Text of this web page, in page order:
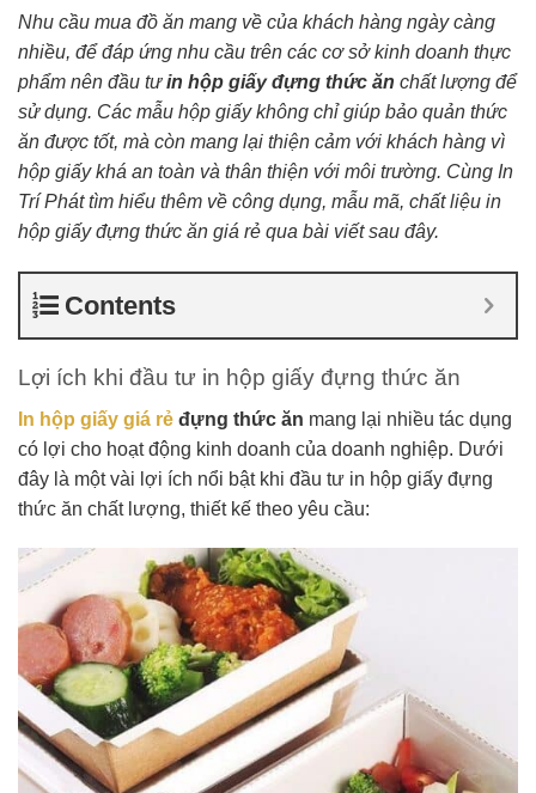
Nhu cầu mua đồ ăn mang về của khách hàng ngày càng
nhiều, để đáp ứng nhu cầu trên các cơ sở kinh doanh thực
phẩm nên đầu tưin hộp giấy đựng thức ăn chất lượng để
sử dụng. Các mẫu hộp giấy không chỉ giúp bảo quản thức
ăn được tốt, mà còn mang lại thiện cảm với khách hàng vì
hộp giấy khá an toàn và thân thiện với môi trường. Cùng In
Trí Phát tìm hiểu thêm về công dụng, mẫu mã, chất liệu in
hộp giấy đựng thức ăn giá rẻ qua bài viết sau đây.
Contents
Lợi ích khi đầu tư in hộp giấy đựng thức ăn
In hộp giấy giá rẻ đựng thức ăn mang lại nhiều tác dụng
có lợi cho hoạt động kinh doanh của doanh nghiệp. Dưới
đây là một vài lợi ích nổi bật khi đầu tư in hộp giấy đựng
thức ăn chất lượng, thiết kế theo yêu cầu: